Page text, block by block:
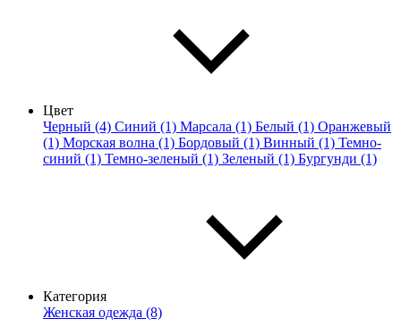
Цвет
Черный (4) Синий (1) Марсала (1) Белый (1) Оранжевый
(1) Морская волна (1) Бордовый (1) Винный (1) Темно-
синий (1) Темно-зеленый (1) Зеленый (1) Бургунди (1)
Категория
Женская одежда (8)